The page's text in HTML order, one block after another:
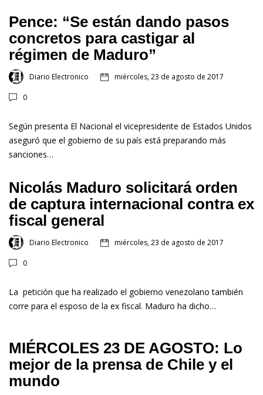
Pence: “Se están dando pasos
concretos para castigar al
régimen de Maduro”
Diario Electronico miércoles, 23 de agosto de 2017
0
Según presenta El Nacional el vicepresidente de Estados Unidos
aseguró que el gobierno de su país está preparando más
sanciones…
Nicolás Maduro solicitará orden
de captura internacional contra ex
fiscal general
Diario Electronico miércoles, 23 de agosto de 2017
0
La petición que ha realizado el gobierno venezolano también
corre para el esposo de la ex fiscal. Maduro ha dicho…
MIÉRCOLES 23 DE AGOSTO: Lo
mejor de la prensa de Chile y el
mundo